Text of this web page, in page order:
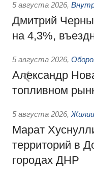
5 августа 2026,
Дмитрий
на 4,3%,
5 августа 2026,
Александр
топливном
5 августа 2026,
Марат
территорий в
городах ДНР